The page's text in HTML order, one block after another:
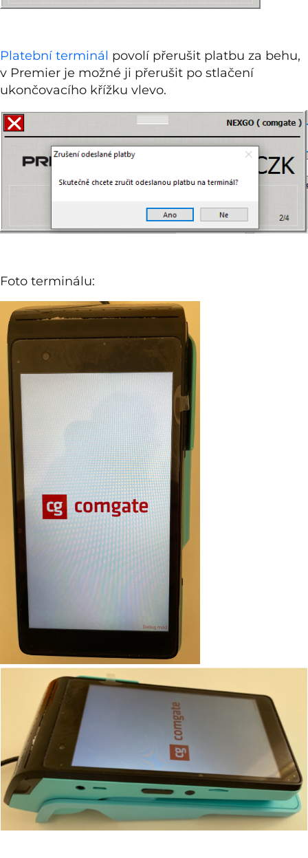
Platební terminál povolí přerušit platbu za behu,
v Premier je možné ji přerušit po stlačení
ukončovacího křížku vlevo.
Foto terminálu: